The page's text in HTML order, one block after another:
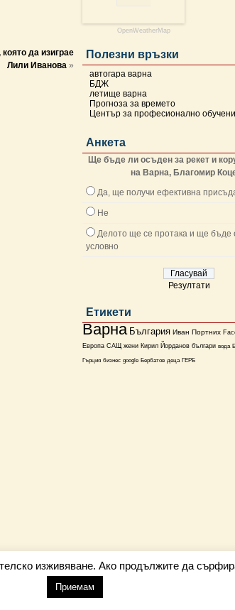
OpenWeatherMap
Полезни връзки
автогара варна
БДЖ
летище варна
Прогноза за времето
Център за професионално
Анкета
Ще бъде ли осъден за рекет и
на Варна, Благомир
Да, ще получи ефективна
Не
Делото ще се протака и ще бъде
условно
Резултати
Етикети
Варна България Иван Портних
Европа САЩ жени Кирил Йорданов българи вода
Гърция бизнес google Бербатов деца ГЕРБ
да изиграе
Лили Иванова »
изживяване. Ако продължите да
Приемам